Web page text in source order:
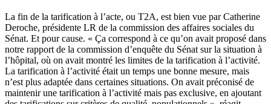
La fin de la tarification à l’acte, ou T2A, est bien vue par Catherine
Deroche, présidente LR de la commission des affaires sociales du
Sénat. Et pour cause. « Ça correspond à ce qu’on avait proposé dans
notre rapport de la commission d’enquête du Sénat sur la situation à
l’hôpital, où on avait montré les limites de la tarification à l’activité.
La tarification à l’activité était un temps une bonne mesure, mais
n’est plus adaptée dans certaines situations. On avait préconisé de
maintenir une tarification à l’activité mais pas exclusive, en ajoutant